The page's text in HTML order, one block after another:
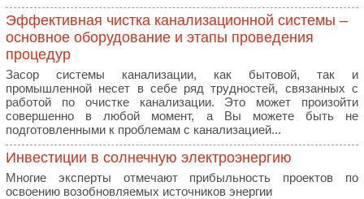
Эффективная чистка канализационной системы –
основное оборудование и этапы проведения
процедур
Засор системы канализации, как бытовой, так и
промышленной несет в себе ряд трудностей, связанных с
работой по очистке канализации. Это может произойти
совершенно в любой момент, а Вы можете быть не
подготовленными к проблемам с канализацией...
Инвестиции в солнечную электроэнергию
Многие эксперты отмечают прибыльность проектов по
освоению возобновляемых источников энергии